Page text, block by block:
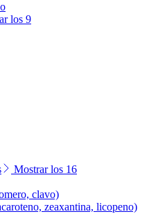
los 9
Mostrar los 16
clavo)
zeaxantina, licopeno)